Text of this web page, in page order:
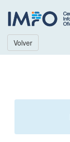
Volver